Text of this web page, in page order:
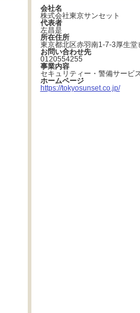
会社名
株式会社東京サンセット
代表者
左昌是
所在住所
東京都北区赤羽南1-7-3厚生堂
お問い合わせ先
0120554255
事業内容
セキュリティー・警備サービ
ホームページ
https://tokyosunset.co.jp/